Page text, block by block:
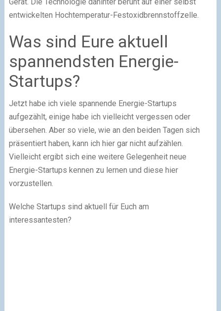
entwickelten Hochtemperatur-Festoxidbrennstoffzelle.
Was sind Eure aktuell
spannendsten Energie-
Startups?
Jetzt habe ich viele spannende Energie-Startups
aufgezählt, einige habe ich vielleicht vergessen oder
übersehen. Aber so viele, wie an den beiden Tagen sich
präsentiert haben, kann ich hier gar nicht aufzählen.
Vielleicht ergibt sich eine weitere Gelegenheit neue
Energie-Startups kennen zu lernen und diese hier
vorzustellen.
Welche Startups sind aktuell für Euch am
interessantesten?